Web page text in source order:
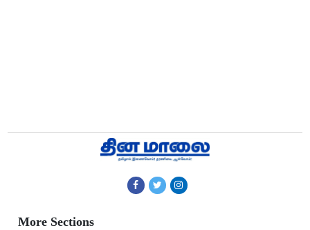
More Sections